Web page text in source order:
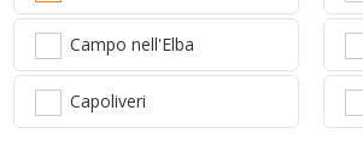
Campo nell'Elba
Capoliveri